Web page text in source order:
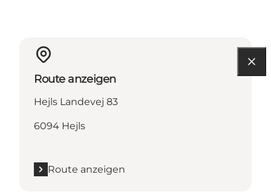
Route anzeigen
Hejls Landevej 83
6094 Hejls
Route anzeigen